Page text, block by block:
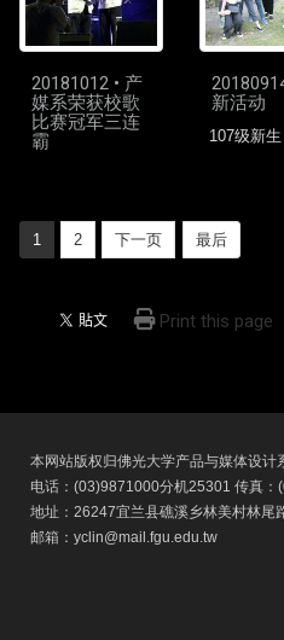
20181012 • 产
媒系荣获校歌
比赛冠军三连
霸
新活动
107级新生
1 2 下一页 最后
Print this page
本网站版权归佛光大学产品与媒体设计
电话：(03)9871000分机25301 传真：
地址：26247宜兰县礁溪乡林美村林尾
邮箱：yclin@mail.fgu.edu.tw